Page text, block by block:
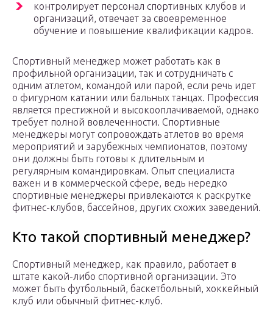
контролирует персонал спортивных клубов и
организаций, отвечает за своевременное
обучение и повышение квалификации кадров.
Спортивный менеджер может работать как в
профильной организации, так и сотрудничать с
одним атлетом, командой или парой, если речь идет
о фигурном катании или бальных танцах. Профессия
является престижной и высокооплачиваемой, однако
требует полной вовлеченности. Спортивные
менеджеры могут сопровождать атлетов во время
мероприятий и зарубежных чемпионатов, поэтому
они должны быть готовы к длительным и
регулярным командировкам. Опыт специалиста
важен и в коммерческой сфере, ведь нередко
спортивные менеджеры привлекаются к раскрутке
фитнес-клубов, бассейнов, других схожих заведений.
Кто такой спортивный менеджер?
Спортивный менеджер, как правило, работает в
штате какой-либо спортивной организации. Это
может быть футбольный, баскетбольный, хоккейный
клуб или обычный фитнес-клуб.